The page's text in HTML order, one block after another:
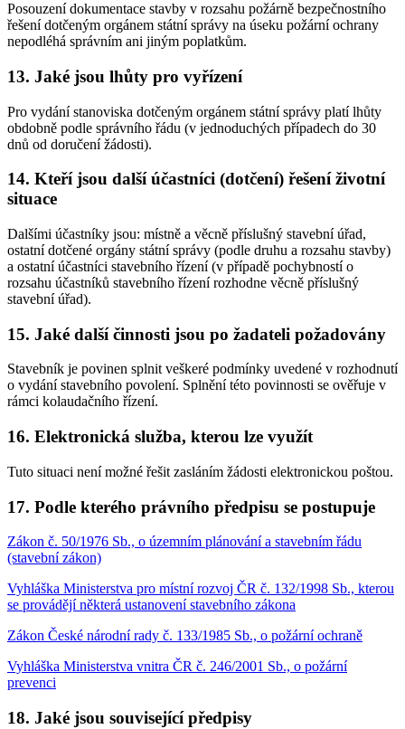
Posouzení dokumentace stavby v rozsahu požárně bezpečnostního
řešení dotčeným orgánem státní správy na úseku požární ochrany
nepodléhá správním ani jiným poplatkům.
13. Jaké jsou lhůty pro vyřízení
Pro vydání stanoviska dotčeným orgánem státní správy platí lhůty
obdobně podle správního řádu (v jednoduchých případech do 30
dnů od doručení žádosti).
14. Kteří jsou další účastníci (dotčení) řešení životní
situace
Dalšími účastníky jsou: místně a věcně příslušný stavební úřad,
ostatní dotčené orgány státní správy (podle druhu a rozsahu stavby)
a ostatní účastníci stavebního řízení (v případě pochybností o
rozsahu účastníků stavebního řízení rozhodne věcně příslušný
stavební úřad).
15. Jaké další činnosti jsou po žadateli požadovány
Stavebník je povinen splnit veškeré podmínky uvedené v rozhodnutí
o vydání stavebního povolení. Splnění této povinnosti se ověřuje v
rámci kolaudačního řízení.
16. Elektronická služba, kterou lze využít
Tuto situaci není možné řešit zasláním žádosti elektronickou poštou.
17. Podle kterého právního předpisu se postupuje
Zákon č. 50/1976 Sb., o územním plánování a stavebním řádu
(stavební zákon)
Vyhláška Ministerstva pro místní rozvoj ČR č. 132/1998 Sb., kterou
se provádějí některá ustanovení stavebního zákona
Zákon České národní rady č. 133/1985 Sb., o požární ochraně
Vyhláška Ministerstva vnitra ČR č. 246/2001 Sb., o požární
prevenci
18. Jaké jsou související předpisy